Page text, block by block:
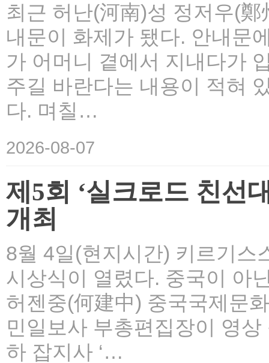
최근 허난(河南)성 정저우(
내문이 화제가 됐다. 안내문
가 어머니 곁에서 지내다가
주길 바란다는 내용이 적혀
다. 며칠…
2026-08-07
제5회 ‘실크로드 친선
개최
8월 4일(현지시간) 키르기스
시상식이 열렸다. 중국이 아
허젠중(何建中) 중국국제문
민일보사 부총편집장이 영
하 잡지사 ‘…